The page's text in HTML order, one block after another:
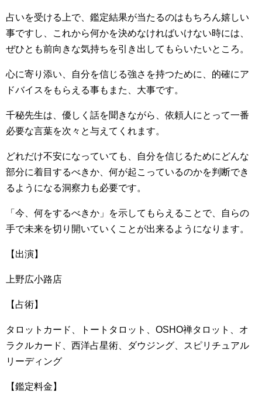
占いを受ける上で、鑑定結果が当たるのはもちろん嬉しい
事ですし、これから何かを決めなければいけない時には、
ぜひとも前向きな気持ちを引き出してもらいたいところ。
心に寄り添い、自分を信じる強さを持つために、的確にア
ドバイスをもらえる事もまた、大事です。
千秘先生は、優しく話を聞きながら、依頼人にとって一番
必要な言葉を次々と与えてくれます。
どれだけ不安になっていても、自分を信じるためにどんな
部分に着目するべきか、何が起こっているのかを判断でき
るようになる洞察力も必要です。
「今、何をするべきか」を示してもらえることで、自らの
手で未来を切り開いていくことが出来るようになります。
【出演】
上野広小路店
【占術】
タロットカード、トートタロット、OSHO禅タロット、オ
ラクルカード、西洋占星術、ダウジング、スピリチュアル
リーディング
【鑑定料金】